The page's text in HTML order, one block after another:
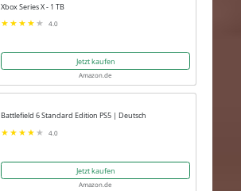
Xbox Series X - 1 TB
4.0
Jetzt kaufen
Amazon.de
Battlefield 6 Standard Edition PS5 | Deutsch
4.0
Jetzt kaufen
Amazon.de